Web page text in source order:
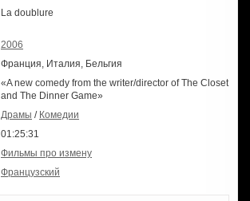
La doublure
2006
Франция, Италия, Бельгия
«A new comedy from the writer/director of The Closet
and The Dinner Game»
Драмы / Комедии
01:25:31
Фильмы про измену
Французский